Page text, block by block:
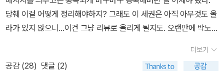
^^ 표지도 평범한 그림은 아니라서, 한 번 다 올려봤습니다.
요코미조 세이시-- 긴다이치 시리즈가 워낙 길어서
책도 있습니다. 얼마전에도 신간인 <백일홍 나무아래>가 나왔습니다
만, 원서는 더 있겠죠.^^ 아마도. 이 책세트는 전자책 세트인데, 종이
감이 상당히 그라비아적이다. 인지과학적 측면에서 보자면 모나리자
의 미소'는 가짜에 가깝다. 왜냐하면 가짜 미소'는 비대칭을 이루는 경
향이 있기 때문이다. 우리가 흔히 썩소'라고 말하는 한쪽만 올라간 입
꼬리'는 가짜 미소'다. 이처럼 가짜 감정'을 연기할 때는 표정이 비대
칭적인 구도가 된다. 예를 들면 가짜-분노'에서는 왼쪽 눈썹이 더 낮
당췌 이걸 어떻게 정리해야하지? 그래도 이 세권은 아직 아무것도 올
라가 있지 않으니...이건 그냥 리뷰로 올리게 될지도. 오랜만에 박노자
제를 놓고 다른 시각으로 바라보기, 똑같은 사람이 사는 세상인데 다
더보기
공감 (28) 댓글 (2)